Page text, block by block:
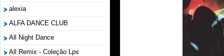
alexia
ALFA DANCE CLUB
All Night Dance
All Remix - Coleção Lps